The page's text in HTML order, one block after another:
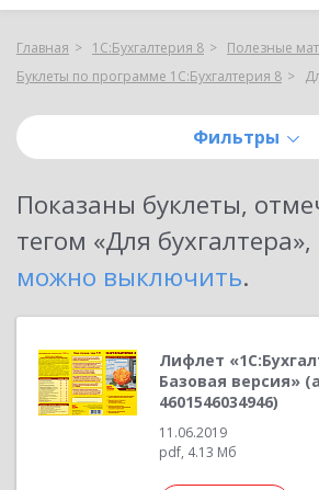
Главная 1С:Бухгалтерия 8
Полезные
Буклеты по программе 1С:Бухгалтерия 8
Фильтры
Показаны буклеты,
тегом «Для бухгалтера»,
можно выключить.
Лифлет
Базовая версия»
4601546034946)
11.06.2019
pdf, 4.13 Мб